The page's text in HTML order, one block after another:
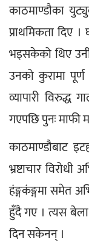
काठमाण्डौका
प्राथमिकता दिए
भइसकेको थिए
उनको कुरामा पूर्ण
व्यापारी विरुद्ध
गएपछि पुनः माफी
काठमाण्डौबाट
भ्रष्टाचार
हंङ्गकंङ्गमा समेत
हुँदै गए । त्यस
दिन सकेनन् ।